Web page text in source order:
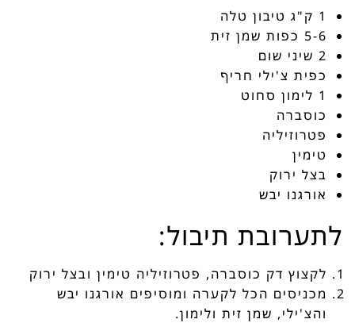
1 ק"ג טיבון טלה
5-6 כפות שמן זית
2 שיני שום
כפית צ'ילי חריף
1 לימון סחוט
כוסברה
פטרוזיליה
טימין
בצל ירוק
אורגנו יבש
לתערובת תיבול:
לקצוץ דק כוסברה, פטרוזיליה טימין ובצל ירוק
מכניסים הכל לקערה ומוסיפים אורגנו יבש
והצ'ילי, שמן זית ולימון.